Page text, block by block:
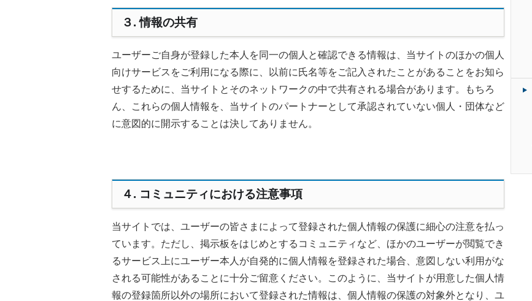
３. 情報の共有
ユーザーご自身が登録した本人を同一の個人と確認できる情報は、当サイトのほかの個人
向けサービスをご利用になる際に、以前に氏名等をご記入されたことがあることをお知ら
せするために、当サイトとそのネットワークの中で共有される場合があります。もちろ
ん、これらの個人情報を、当サイトのパートナーとして承認されていない個人・団体など
に意図的に開示することは決してありません。
４. コミュニティにおける注意事項
当サイトでは、ユーザーの皆さまによって登録された個人情報の保護に細心の注意を払っ
ています。ただし、掲示板をはじめとするコミュニティなど、ほかのユーザーが閲覧でき
るサービス上にユーザー本人が自発的に個人情報を登録された場合、意図しない利用がな
される可能性があることに十分ご留意ください。このように、当サイトが用意した個人情
報の登録箇所以外の場所において登録された情報は、個人情報の保護の対象外となり、ユ